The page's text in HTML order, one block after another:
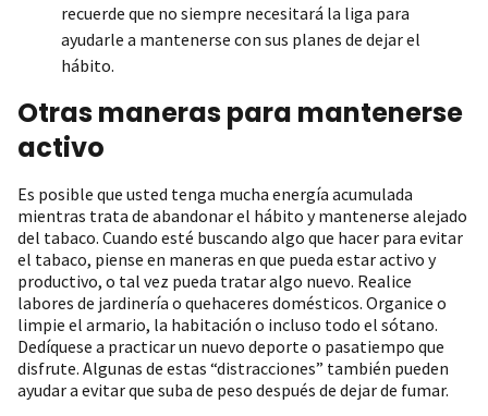
recuerde que no siempre necesitará la liga para
ayudarle a mantenerse con sus planes de dejar el
hábito.
Otras maneras para mantenerse
activo
Es posible que usted tenga mucha energía acumulada
mientras trata de abandonar el hábito y mantenerse alejado
del tabaco. Cuando esté buscando algo que hacer para evitar
el tabaco, piense en maneras en que pueda estar activo y
productivo, o tal vez pueda tratar algo nuevo. Realice
labores de jardinería o quehaceres domésticos. Organice o
limpie el armario, la habitación o incluso todo el sótano.
Dedíquese a practicar un nuevo deporte o pasatiempo que
disfrute. Algunas de estas “distracciones” también pueden
ayudar a evitar que suba de peso después de dejar de fumar.